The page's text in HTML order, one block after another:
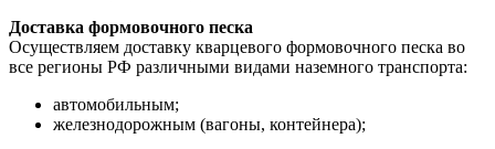
Доставка формовочного песка
Осуществляем доставку кварцевого формовочного песка во
все регионы РФ различными видами наземного транспорта:
автомобильным;
железнодорожным (вагоны, контейнера);